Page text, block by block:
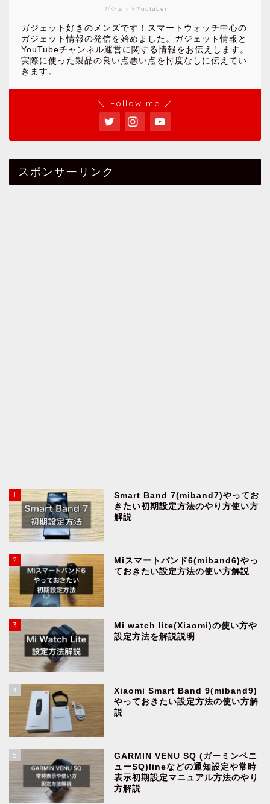
ガジェットYoutuber
ガジェット好きのメンズです！スマートウォッチ中心の
ガジェット情報の発信を始めました。ガジェット情報と
YouTubeチャンネル運営に関する情報をお伝えします。
実際に使った製品の良い点悪い点を忖度なしに伝えてい
きます。
＼ Follow me ／
スポンサーリンク
1
Smart Band 7(miband7)やってお
きたい初期設定方法のやり方使い方
解説
2
Miスマートバンド6(miband6)やっ
ておきたい設定方法の使い方解説
3
Mi watch lite(Xiaomi)の使い方や
設定方法を解説説明
4
Xiaomi Smart Band 9(miband9)
やっておきたい設定方法の使い方解
説
5
GARMIN VENU SQ (ガーミンベニ
ューSQ)lineなどの通知設定や常時
表示初期設定マニュアル方法のやり
方解説